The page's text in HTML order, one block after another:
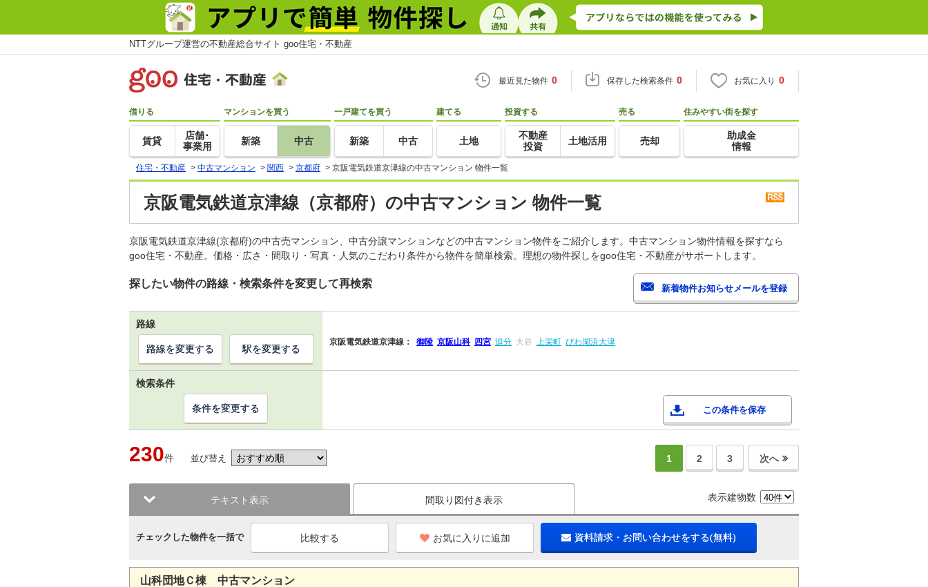
NTTグループ運営の不動産総合サイト goo住宅・不動産
最近見た物件 0 保存した検索条件 0 お気に入り 0
借りる
賃貸
店舗･
事業用
マンションを買う
新築 中古
一戸建てを買う
新築 中古
建てる
土地
投資する
不動産
投資
土地活用
売る
売却
住みやすい街を探す
助成金
情報
住宅・不動産 > 中古マンション > 関西 > 京都府 > 京阪電気鉄道京津線の中古マンション 物件一覧
京阪電気鉄道京津線（京都府）の中古マンション 物件一覧
京阪電気鉄道京津線(京都府)の中古売マンション、中古分譲マンションなどの中古マンション物件をご紹介します。中古マンション物件情報を探すなら
goo住宅・不動産。価格・広さ・間取り・写真・人気のこだわり条件から物件を簡単検索。理想の物件探しをgoo住宅・不動産がサポートします。
探したい物件の路線・検索条件を変更して再検索
路線
京阪電気鉄道京津線： 御陵 京阪山科 四宮 追分 大谷 上栄町 びわ湖浜大津
路線を変更する 駅を変更する
検索条件
この条件を保存
条件を変更する
230件 並び替え 1 2 3 次へ
テキスト表示 間取り図付き表示 表示建物数
チェックした物件を一括で お気に入りに追加 資料請求・お問い合わせをする(無料)
山科団地Ｃ棟 中古マンション